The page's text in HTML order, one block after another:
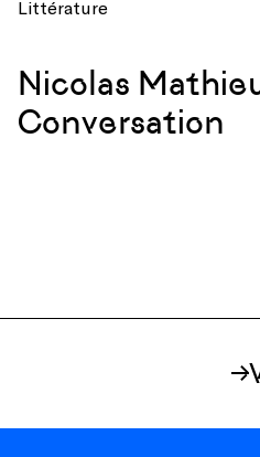
Littérature
Nicolas
Conversation